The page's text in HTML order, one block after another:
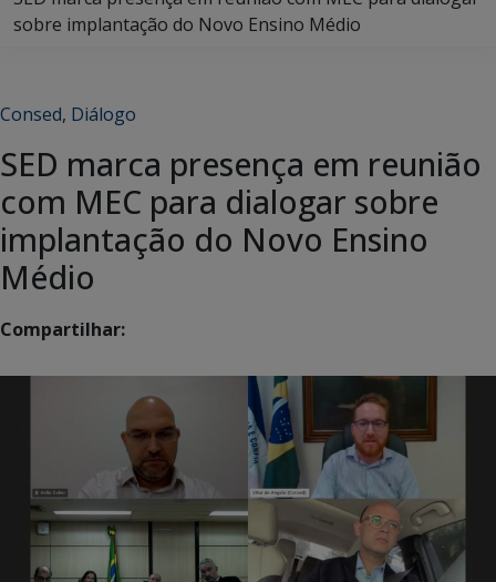
sobre implantação do Novo Ensino Médio
Consed, Diálogo
SED marca presença em reunião
com MEC para dialogar sobre
implantação do Novo Ensino
Médio
Compartilhar: